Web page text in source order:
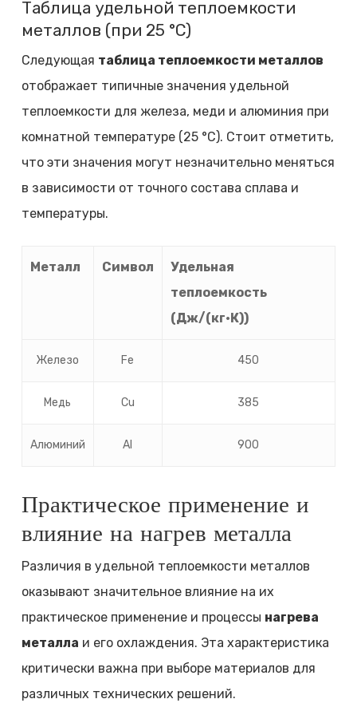
Таблица удельной теплоемкости
металлов (при 25 °C)
Следующая таблица теплоемкости металлов
отображает типичные значения удельной
теплоемкости для железа, меди и алюминия при
комнатной температуре (25 °C). Стоит отметить,
что эти значения могут незначительно меняться
в зависимости от точного состава сплава и
температуры.
Металл Символ
Удельная
теплоемкость
(Дж/(кг·К))
Железо Fe 450
Медь Cu 385
Алюминий Al 900
Практическое применение и
влияние на нагрев металла
Различия в удельной теплоемкости металлов
оказывают значительное влияние на их
практическое применение и процессы нагрева
металла и его охлаждения. Эта характеристика
критически важна при выборе материалов для
различных технических решений.